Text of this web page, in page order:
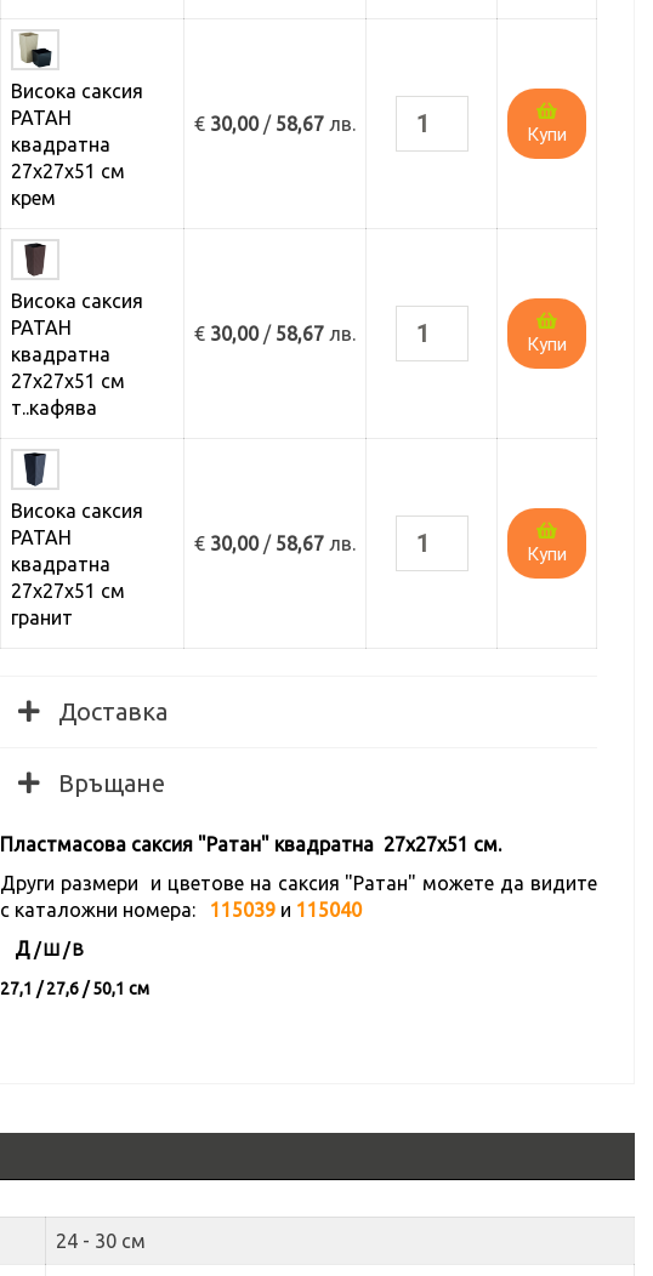
Висока саксия
РАТАН
квадратна
27х27х51 см
крем
€ 30,00/ 58,67 лв. Купи
Висока саксия
РАТАН
квадратна
27х27х51 см
т..кафява
€ 30,00/ 58,67 лв. Купи
Висока саксия
РАТАН
квадратна
27х27х51 см
гранит
€ 30,00/ 58,67 лв. Купи
Доставка
Връщане
Пластмасова саксия "Ратан" квадратна 27х27х51 см.
Други размери и цветове на саксия "Ратан" можете да видите
с каталожни номера:
115039 и 115040
Д / Ш / В
27,1 / 27,6 / 50,1 см
24 - 30 см